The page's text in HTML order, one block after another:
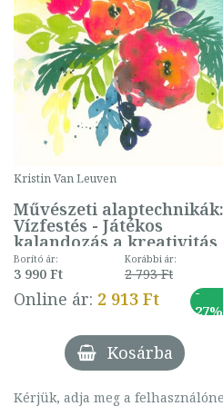
Kristin Van Leuven
Művészeti alaptechnikák:
Vízfestés - Játékos
kalandozás a kreativitás
csodálatos világában
Borító ár:
3 990 Ft
Korábbi ár:
2 793 Ft
Online ár: 2 913 Ft
-
27%
Kosárba
Kérjük, adja meg a